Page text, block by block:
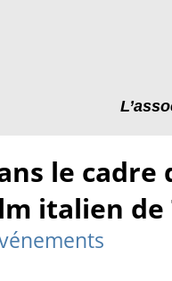
le cadre
italien de